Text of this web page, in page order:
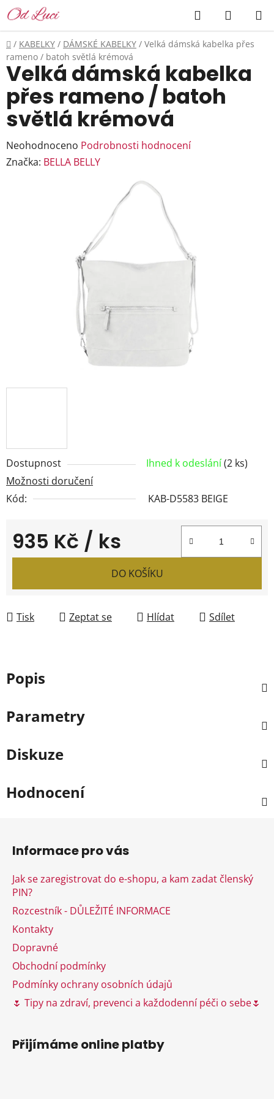
Přejít
na
obsah
Hledat
KOŠÍK
Domů
/ KABELKY / DÁMSKÉ KABELKY / Velká dámská kabelka přes
rameno / batoh světlá krémová
Dostupnost Ihned k odeslání(2 ks)
Možnosti doručení
Kód:
KAB-D5583 BEIGE
935 Kč / ks
Měrná cena:
DO KOŠÍKU
Tisk Zeptat se Hlídat Sdílet
Velká dámská kabelka
přes rameno / batoh
světlá krémová
Průměrné
hodnocení
Neohodnoceno Podrobnosti hodnocení
Značka: BELLA BELLY
Popis
Parametry
Diskuze
Hodnocení
Informace pro vás
Jak se zaregistrovat do e-shopu, a kam zadat členský
PIN?
Rozcestník - DŮLEŽITÉ INFORMACE
Kontakty
Dopravné
Obchodní podmínky
Podmínky ochrany osobních údajů
🌷 Tipy na zdraví, prevenci a každodenní péči o sebe🌷
Přijímáme online platby